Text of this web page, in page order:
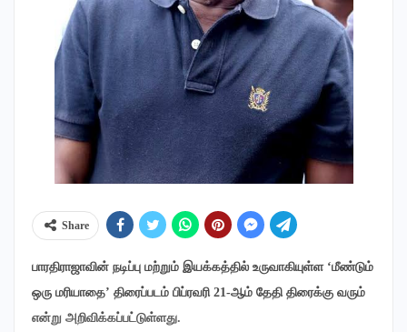
Share
பாரதிராஜாவின் நடிப்பு மற்றும் இயக்கத்தில் உருவாகியுள்ள ‘மீண்டும்
ஒரு மரியாதை’ திரைப்படம் பிப்ரவரி 21-ஆம் தேதி திரைக்கு வரும்
என்று அறிவிக்கப்பட்டுள்ளது.